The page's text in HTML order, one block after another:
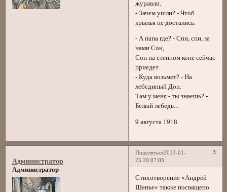
журавли.
- Зачем ушли? - Чтоб
крылья не достались.
- А папа где? - Спи, спи, за
нами Сон,
Сон на степном коне сейчас
приедет.
- Куда возьмет? - На
лебединый Дон.
Там у меня - ты знаешь? -
Белый лебедь...
9 августа 1918
Поделиться 3
2013-01-
25 20:07:03
Администратор
Администратор
Стихотворение «Андрей
Шенье» также посвящено